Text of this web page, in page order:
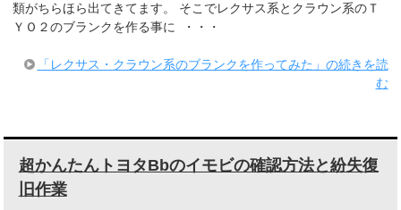
類がちらほら出てきてます。 そこでレクサス系とクラウン系のＴ
ＹＯ２のブランクを作る事に ・・・
「レクサス・クラウン系のブランクを作ってみた」の続きを読
む
超かんたんトヨタBbのイモビの確認方法と紛失復
旧作業